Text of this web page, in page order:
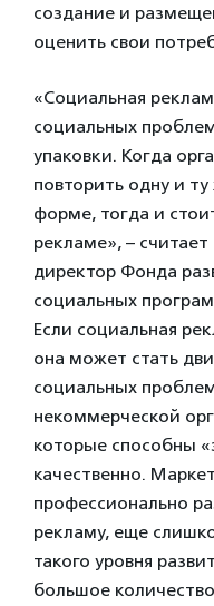
создание и
оценить свои
«Социальная
социальных
упаковки. Когда
повторить одну и
форме, тогда и
рекламе», – считает
директор Фонда
социальных
Если социальная
она может стать
социальных
некоммерческой
которые способны
качественно.
профессионально
рекламу, еще
такого уровня
большое